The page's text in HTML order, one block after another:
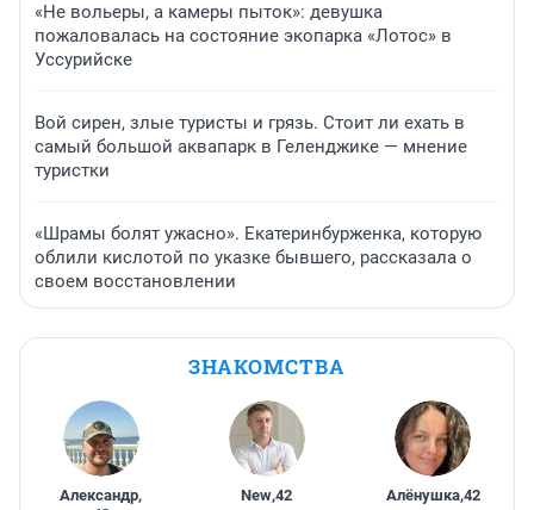
«Не вольеры, а камеры пыток»: девушка
пожаловалась на состояние экопарка «Лотос» в
Уссурийске
Вой сирен, злые туристы и грязь. Стоит ли ехать в
самый большой аквапарк в Геленджике — мнение
туристки
«Шрамы болят ужасно». Екатеринбурженка, которую
облили кислотой по указке бывшего, рассказала о
своем восстановлении
ЗНАКОМСТВА
Александр,
New,42 Алёнушка,42